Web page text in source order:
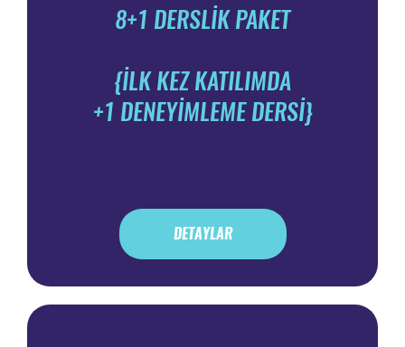
8+1 DERSLİK PAKET
{İLK KEZ KATILIMDA
+1 DENEYİMLEME DERSİ}
DETAYLAR